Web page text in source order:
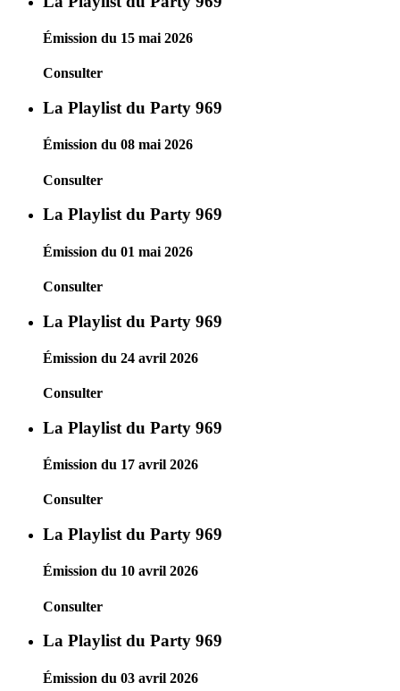
Émission du 15 mai 2026
Consulter
La Playlist du Party 969
Émission du 08 mai 2026
Consulter
La Playlist du Party 969
Émission du 01 mai 2026
Consulter
La Playlist du Party 969
Émission du 24 avril 2026
Consulter
La Playlist du Party 969
Émission du 17 avril 2026
Consulter
La Playlist du Party 969
Émission du 10 avril 2026
Consulter
La Playlist du Party 969
Émission du 03 avril 2026